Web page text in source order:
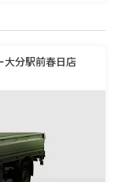
大分駅前春日店